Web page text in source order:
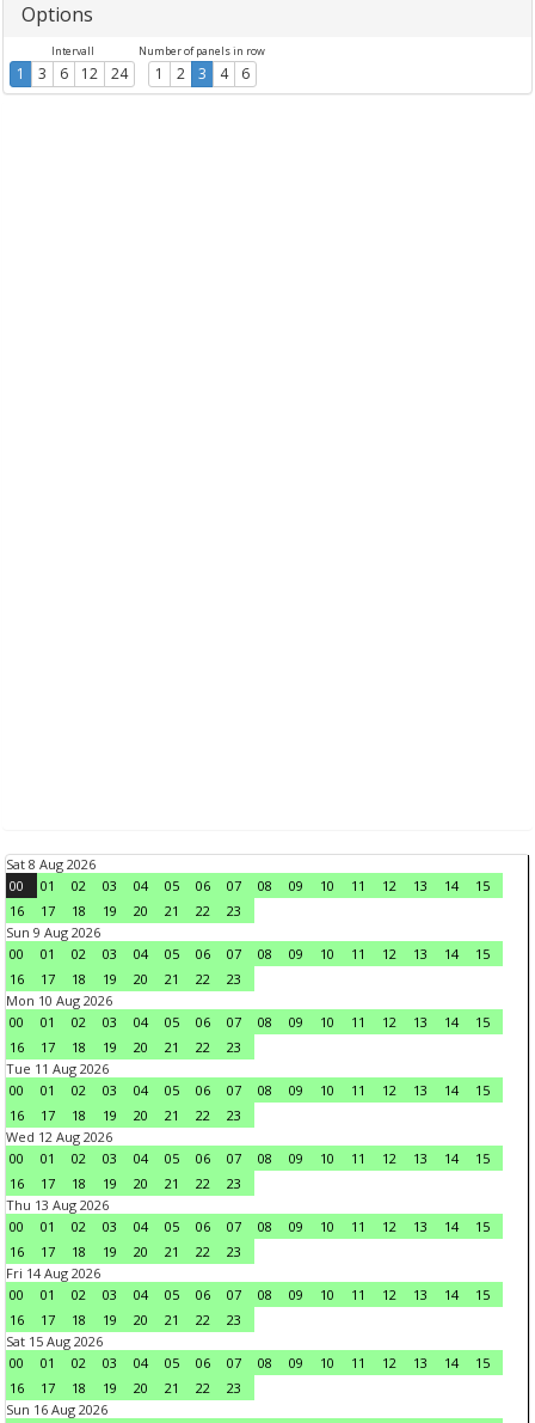
Options
Intervall
1 3 6 12 24
Number of panels in row
1 2 3 4 6
Sat 8 Aug 2026
00
01 02 03 04 05 06 07 08 09 10 11 12 13 14
15
16
17 18 19 20 21 22
23
Sun 9 Aug 2026
00
01 02 03 04 05 06 07 08 09 10 11 12 13 14
15
16
17 18 19 20 21 22
23
Mon 10 Aug 2026
00
01 02 03 04 05 06 07 08 09 10 11 12 13 14
15
16
17 18 19 20 21 22
23
Tue 11 Aug 2026
00
01 02 03 04 05 06 07 08 09 10 11 12 13 14
15
16
17 18 19 20 21 22
23
Wed 12 Aug 2026
00
01 02 03 04 05 06 07 08 09 10 11 12 13 14
15
16
17 18 19 20 21 22
23
Thu 13 Aug 2026
00
01 02 03 04 05 06 07 08 09 10 11 12 13 14
15
16
17 18 19 20 21 22
23
Fri 14 Aug 2026
00
01 02 03 04 05 06 07 08 09 10 11 12 13 14
15
16
17 18 19 20 21 22
23
Sat 15 Aug 2026
00
01 02 03 04 05 06 07 08 09 10 11 12 13 14
15
16
17 18 19 20 21 22
23
Sun 16 Aug 2026